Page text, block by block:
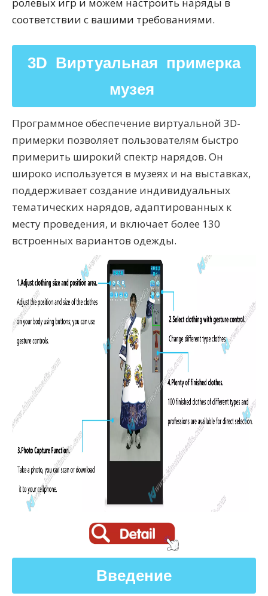
соответствии с вашими требованиями.
3D Виртуальная примерка
музея ​
Программное обеспечение виртуальной 3D-
примерки позволяет пользователям быстро
примерить широкий спектр нарядов. Он
широко используется в музеях и на выставках,
поддерживает создание индивидуальных
тематических нарядов, адаптированных к
месту проведения, и включает более 130
встроенных вариантов одежды.
Введение